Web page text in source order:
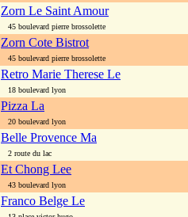
Zorn Le Saint Amour
45 boulevard pierre brossolette
Zorn Cote Bistrot
45 boulevard pierre brossolette
Retro Marie Therese Le
18 boulevard lyon
Pizza La
20 boulevard lyon
Belle Provence Ma
2 route du lac
Et Chong Lee
43 boulevard lyon
Franco Belge Le